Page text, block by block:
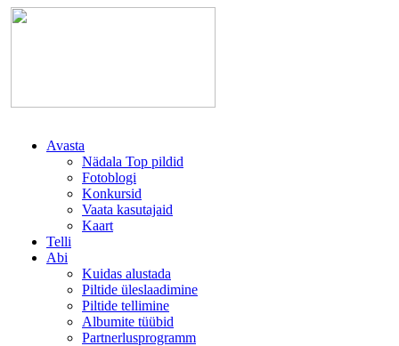
Avasta
Nädala Top pildid
Fotoblogi
Konkursid
Vaata kasutajaid
Kaart
Telli
Abi
Kuidas alustada
Piltide üleslaadimine
Piltide tellimine
Albumite tüübid
Partnerlusprogramm